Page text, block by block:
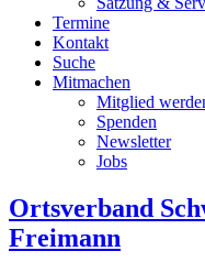
Termine
Kontakt
Suche
Mitmachen
Mitglied
Spenden
Newsletter
Jobs
Ortsverband
Freimann